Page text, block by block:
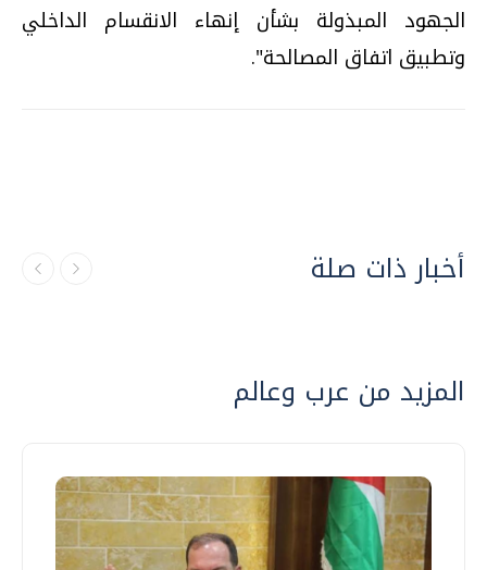
الجهود المبذولة بشأن إنهاء الانقسام الداخلي
وتطبيق اتفاق المصالحة".
أخبار ذات صلة
المزيد من عرب وعالم